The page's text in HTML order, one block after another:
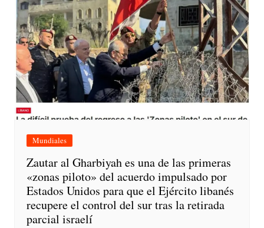
Mundiales
Zautar al Gharbiyah es una de las primeras
«zonas piloto» del acuerdo impulsado por
Estados Unidos para que el Ejército libanés
recupere el control del sur tras la retirada
parcial israelí